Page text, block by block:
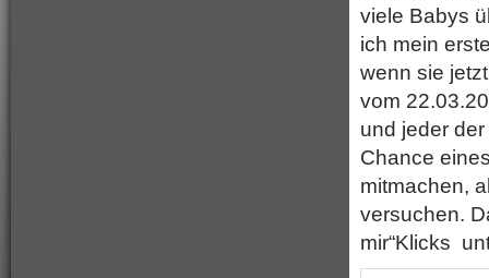
viele Babys
ich mein
wenn sie
vom
und jeder
Chance
mitmachen,
versuchen.
mir“Klicks